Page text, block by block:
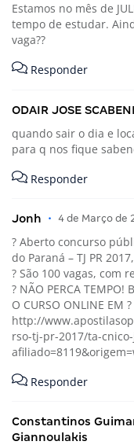
Estamos no mês de
tempo de estudar.
vaga??
Responder
ODAIR JOSE SCABENI
quando sair o dia e
para q nos fique
Responder
Jonh • 4 de Março de
? Aberto concurso
do Paraná – TJ PR
? São 100 vagas, com
? NÃO PERCA TEMPO!
O CURSO ONLINE EM ?
http://
rso-tj-pr-2017/ta-
Responder
Constantinos
Giannoulakis